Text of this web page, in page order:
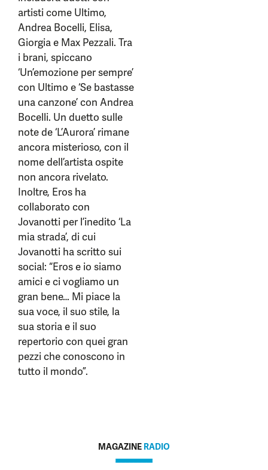
artisti come Ultimo,
Andrea Bocelli, Elisa,
Giorgia e Max Pezzali. Tra
i brani, spiccano
‘Un’emozione per sempre’
con Ultimo e ‘Se bastasse
una canzone’ con Andrea
Bocelli. Un duetto sulle
note de ‘L’Aurora’ rimane
ancora misterioso, con il
nome dell’artista ospite
non ancora rivelato.
Inoltre, Eros ha
collaborato con
Jovanotti per l’inedito ‘La
mia strada’, di cui
Jovanotti ha scritto sui
social: “Eros e io siamo
amici e ci vogliamo un
gran bene… Mi piace la
sua voce, il suo stile, la
sua storia e il suo
repertorio con quei gran
pezzi che conoscono in
tutto il mondo”.
MAGAZINE RADIO